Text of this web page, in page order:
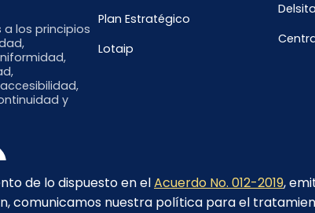
a los principios
y
Plan Estratégico
Lotaip
de lo dispuesto en elAcuerdo No. 012-2019,
comunicamos nuestra política para el